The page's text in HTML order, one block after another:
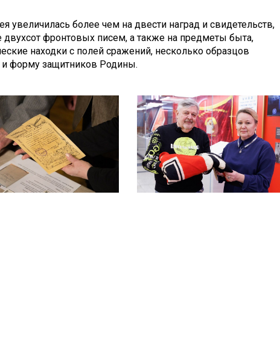
увеличилась более чем на двести наград и свидетельств,
фронтовых писем, а также на предметы быта,
находки с полей сражений, несколько образцов
форму защитников Родины.